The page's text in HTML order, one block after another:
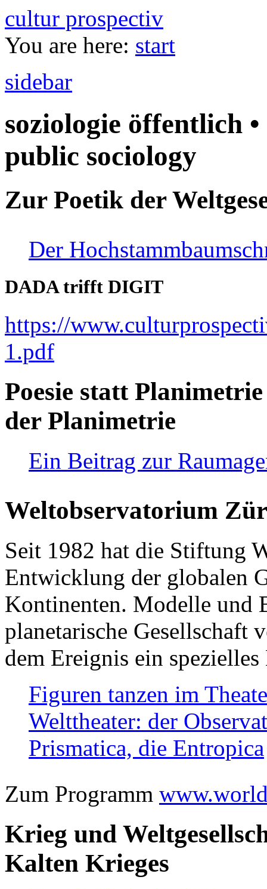
cultur prospectiv
You are here: start
sidebar
soziologie öffentlich
public sociology
Zur Poetik der
Der
DADA trifft DIGIT
https://
1.pdf
Poesie statt
der Planimetrie
Ein Beitrag zur
Weltobservatorium
Seit 1982 hat die Stiftung
Entwicklung der globalen
Kontinenten. Modelle und
planetarische Gesellschaft
dem Ereignis ein
Figuren tanzen im
Welttheater: der
Prismatica, die Entropica
Zum Programm
Krieg und
Kalten Krieges